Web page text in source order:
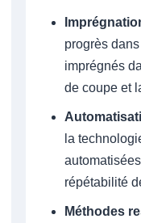
progrès
imprégnés
de coupe et
la
répétabilité
Méthodes